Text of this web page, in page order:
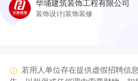
华埔建筑装饰工程有限公司
装饰设计|装饰装修
若用人单位存在提供虚假招聘信